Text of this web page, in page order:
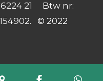
6224 21 Btw nr:
© 2022